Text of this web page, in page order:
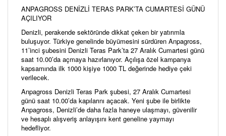
ANPAGROSS DENİZLİ TERAS PARK’TA CUMARTESİ GÜNÜ
AÇILIYOR
Denizli, perakende sektöründe dikkat çeken bir yatırımla
buluşuyor. Türkiye genelinde büyümesini sürdüren Anpagross,
11’inci şubesini Denizli Teras Park’ta 27 Aralık Cumartesi günü
saat 10.00’da açmaya hazırlanıyor. Açılışa özel kampanya
kapsamında ilk 1000 kişiye 1000 TL değerinde hediye çeki
verilecek.
Anpagross Denizli Teras Park şubesi, 27 Aralık Cumartesi
günü saat 10.00’da kapılarını açacak. Yeni şube ile birlikte
Anpagross, Denizli’de daha fazla haneye ulaşmayı, güvenilir
ve hesaplı alışveriş anlayışını kent geneline yaymayı
hedefliyor.